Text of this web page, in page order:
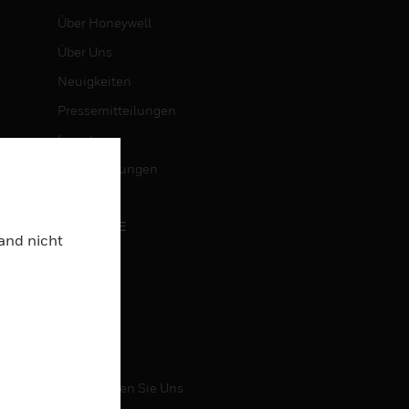
Über Honeywell
Über Uns
Neuigkeiten
Pressemitteilungen
Investoren
Veranstaltungen
KARRIERE
Kontaktieren Sie Uns
nicht